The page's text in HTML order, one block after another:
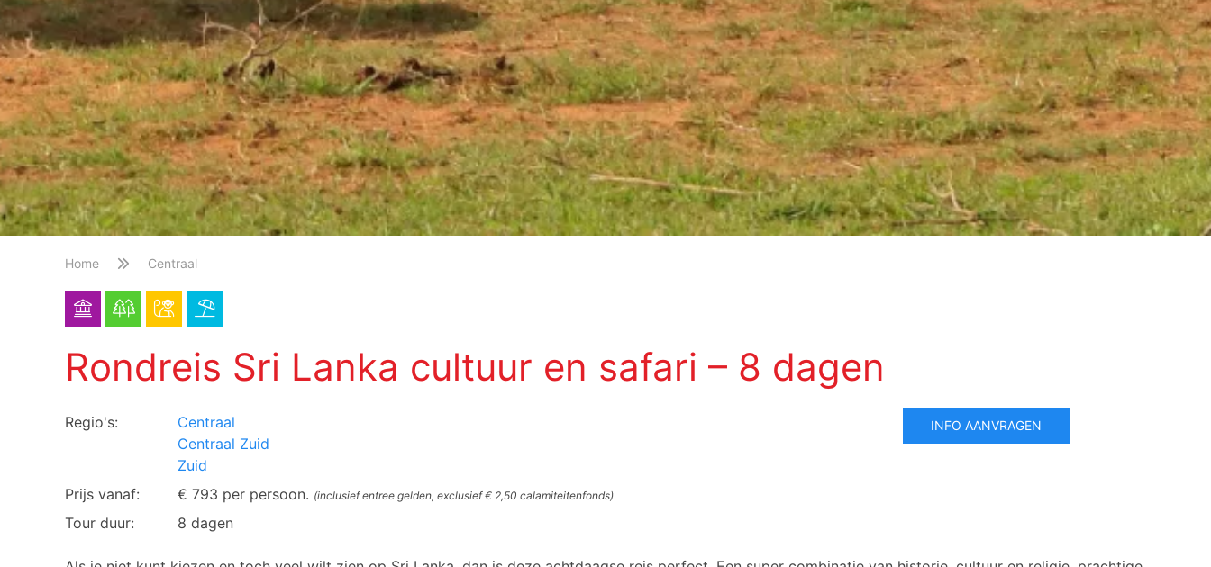
Home Centraal
Rondreis Sri Lanka cultuur en safari – 8 dagen
Regio's:
Centraal
Centraal Zuid
Zuid
Prijs vanaf:
€ 793 per persoon. (inclusief entree gelden, exclusief € 2,50 calamiteitenfonds)
Tour duur: 8 dagen
INFO AANVRAGEN